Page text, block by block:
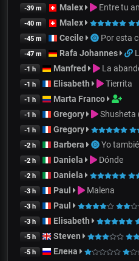
-39 m Malex Entre tu
-40 m Malex
-45 m Cecile Por esta
-47 m Rafa Johannes
-1 h Manfred La
-1 h Elisabeth Tierrita
-1 h Marta Franco
-1 h Gregory Shusheta
-1 h Gregory
-2 h Barbera Yo
-2 h Daniela Dónde
-2 h Daniela
-3 h Paul Malena
-3 h Paul
-3 h Elisabeth
-5 h Steven
-5 h Елена